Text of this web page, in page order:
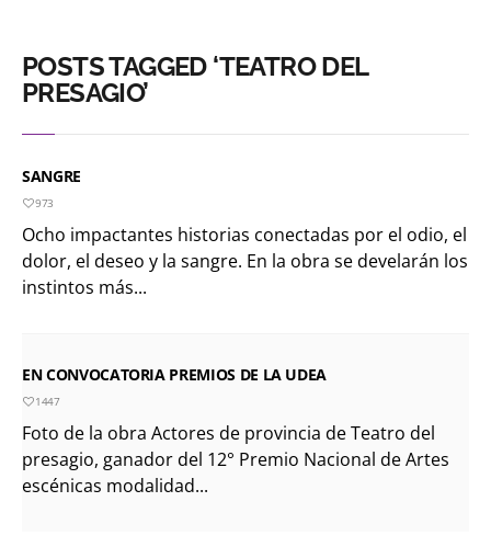
POSTS TAGGED ‘TEATRO DEL
PRESAGIO’
SANGRE
973
Ocho impactantes historias conectadas por el odio, el
dolor, el deseo y la sangre. En la obra se develarán los
instintos más...
EN CONVOCATORIA PREMIOS DE LA UDEA
1447
Foto de la obra Actores de provincia de Teatro del
presagio, ganador del 12° Premio Nacional de Artes
escénicas modalidad...